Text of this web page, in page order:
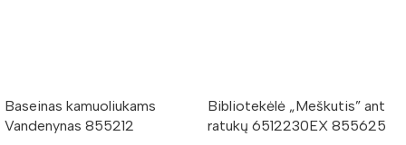
Baseinas kamuoliukams
Vandenynas 855212
Bibliotekėlė „Meškutis” ant
ratukų 6512230EX 855625